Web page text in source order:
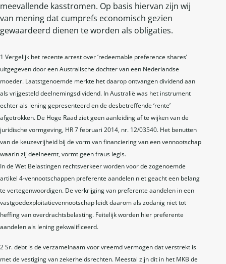
meevallende kasstromen. Op basis hiervan zijn wij
van mening dat cumprefs economisch gezien
gewaardeerd dienen te worden als obligaties.
1 Vergelijk het recente arrest over ‘redeemable preference shares’
uitgegeven door een Australische dochter van een Nederlandse
moeder. Laatstgenoemde merkte het daarop ontvangen dividend aan
als vrijgesteld deelnemingsdividend. In Australië was het instrument
echter als lening gepresenteerd en de desbetreffende ‘rente’
afgetrokken. De Hoge Raad ziet geen aanleiding af te wijken van de
juridische vormgeving, HR 7 februari 2014, nr. 12/03540. Het benutten
van de keuzevrijheid bij de vorm van financiering van een vennootschap
waarin zij deelneemt, vormt geen fraus legis.
In de Wet Belastingen rechtsverkeer worden voor de zogenoemde
artikel 4-vennootschappen preferente aandelen niet geacht een belang
te vertegenwoordigen. De verkrijging van preferente aandelen in een
vastgoedexploitatievennootschap leidt daarom als zodanig niet tot
heffing van overdrachtsbelasting. Feitelijk worden hier preferente
aandelen als lening gekwalificeerd.
2 Sr. debt is de verzamelnaam voor vreemd vermogen dat verstrekt is
met de vestiging van zekerheidsrechten. Meestal zijn dit in het MKB de